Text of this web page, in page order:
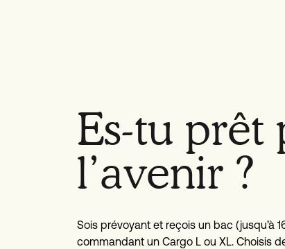
Es-tu prêt
l’avenir ?
Sois prévoyant et reçois un bac (jusqu’à
commandant un Cargo L ou XL. Choisis